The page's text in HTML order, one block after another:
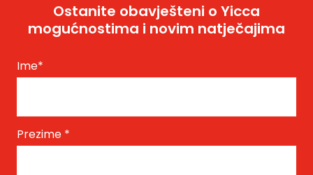
Ostanite obavješteni o Yicca
mogućnostima i novim natječajima
Ime*
Prezime *